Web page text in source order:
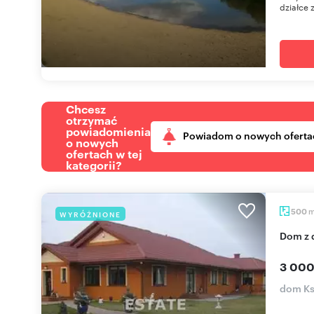
działce
Chcesz
otrzymać
powiadomienia
o nowych
ofertach w tej
kategorii?
Powiadom o nowych
WYRÓŻNIONE 500
Dom
3
dom